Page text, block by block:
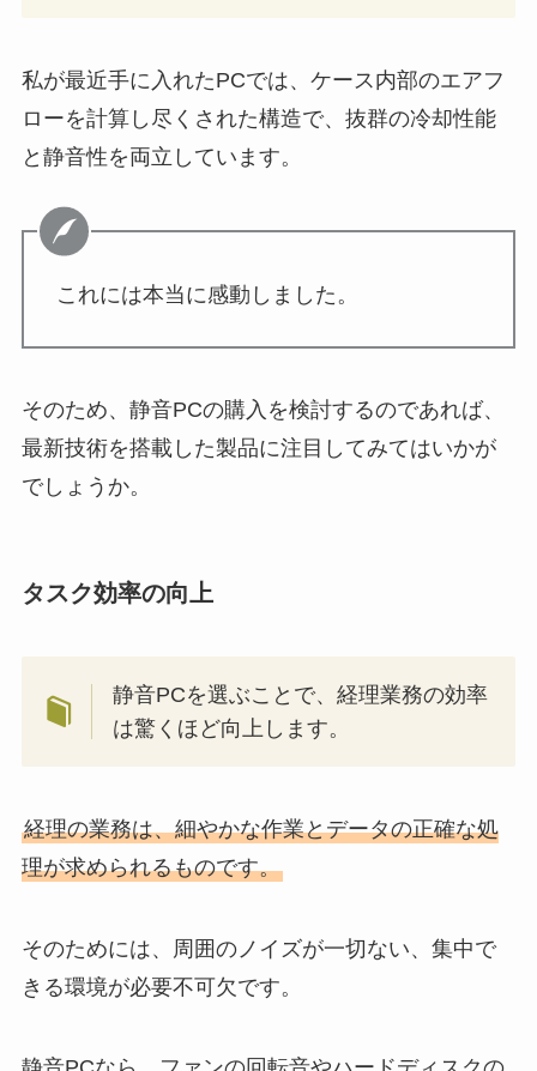
私が最近手に入れたPCでは、ケース内部のエアフ
ローを計算し尽くされた構造で、抜群の冷却性能
と静音性を両立しています。
これには本当に感動しました。
そのため、静音PCの購入を検討するのであれば、
最新技術を搭載した製品に注目してみてはいかが
でしょうか。
タスク効率の向上
静音PCを選ぶことで、経理業務の効率
は驚くほど向上します。
経理の業務は、細やかな作業とデータの正確な処
理が求められるものです。
そのためには、周囲のノイズが一切ない、集中で
きる環境が必要不可欠です。